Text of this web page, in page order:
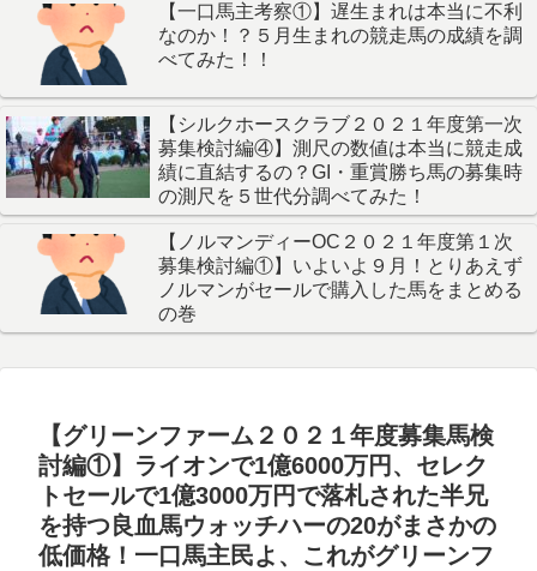
【一口馬主考察①】遅生まれは本当に不利
なのか！？５月生まれの競走馬の成績を調
べてみた！！
【シルクホースクラブ２０２１年度第一次
募集検討編④】測尺の数値は本当に競走成
績に直結するの？GI・重賞勝ち馬の募集時
の測尺を５世代分調べてみた！
【ノルマンディーOC２０２１年度第１次
募集検討編①】いよいよ９月！とりあえず
ノルマンがセールで購入した馬をまとめる
の巻
【グリーンファーム２０２１年度募集馬検
討編①】ライオンで1億6000万円、セレク
トセールで1億3000万円で落札された半兄
を持つ良血馬ウォッチハーの20がまさかの
低価格！一口馬主民よ、これがグリーンフ